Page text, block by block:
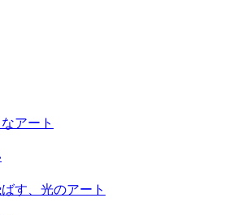
アート
す、光のアート